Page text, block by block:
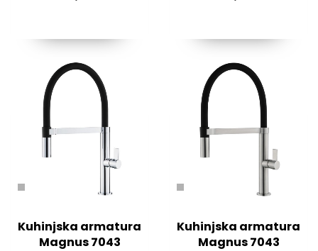
Kuhinjska armatura
Magnus 7043
Kuhinjska armatura
Magnus 7043